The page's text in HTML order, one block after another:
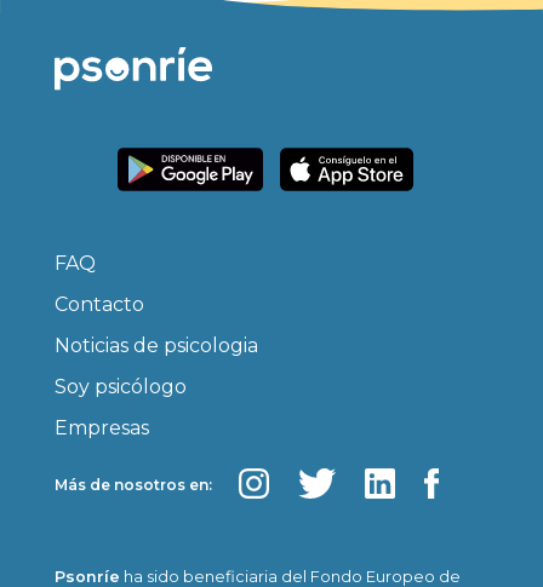
FAQ
Contacto
Noticias de psicologia
Soy psicólogo
Empresas
Más de nosotros en:
Psonríe ha sido beneficiaria del Fondo Europeo de